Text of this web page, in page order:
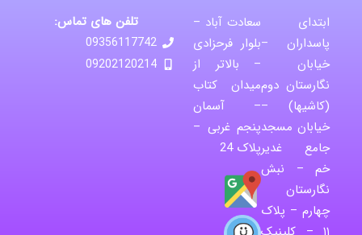
ابتدای
پاسداران –
خیابان
نگارستان دوم
(کاشیها) –
خیابان مسجد
جامع غدیر
خم – نبش
نگارستان
چهارم – پلاک
سعادت آباد –
بلوار فرحزادی
– بالاتر از
میدان کتاب
– آسمان
پنجم غربی –
پلاک 24
تلفن های تماس:
09356117742
09202120214